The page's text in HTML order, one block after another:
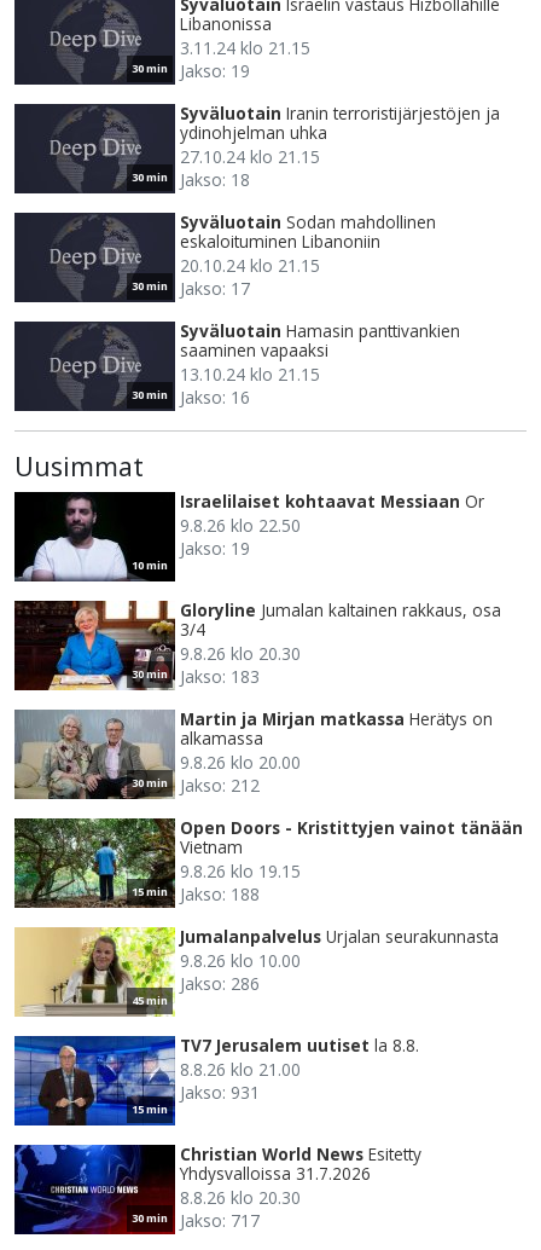
30 min
Syväluotain Israelin vastaus Hizbollahille
Libanonissa
3.11.24 klo 21.15
Jakso: 19
30 min
Syväluotain Iranin terroristijärjestöjen ja
ydinohjelman uhka
27.10.24 klo 21.15
Jakso: 18
30 min
Syväluotain Sodan mahdollinen
eskaloituminen Libanoniin
20.10.24 klo 21.15
Jakso: 17
30 min
Syväluotain Hamasin panttivankien
saaminen vapaaksi
13.10.24 klo 21.15
Jakso: 16
Uusimmat
10 min
Israelilaiset kohtaavat Messiaan Or
9.8.26 klo 22.50
Jakso: 19
30 min
Gloryline Jumalan kaltainen rakkaus, osa
3/4
9.8.26 klo 20.30
Jakso: 183
30 min
Martin ja Mirjan matkassa Herätys on
alkamassa
9.8.26 klo 20.00
Jakso: 212
15 min
Open Doors - Kristittyjen vainot tänään
Vietnam
9.8.26 klo 19.15
Jakso: 188
45 min
Jumalanpalvelus Urjalan seurakunnasta
9.8.26 klo 10.00
Jakso: 286
15 min
TV7 Jerusalem uutiset la 8.8.
8.8.26 klo 21.00
Jakso: 931
30 min
Christian World News Esitetty
Yhdysvalloissa 31.7.2026
8.8.26 klo 20.30
Jakso: 717